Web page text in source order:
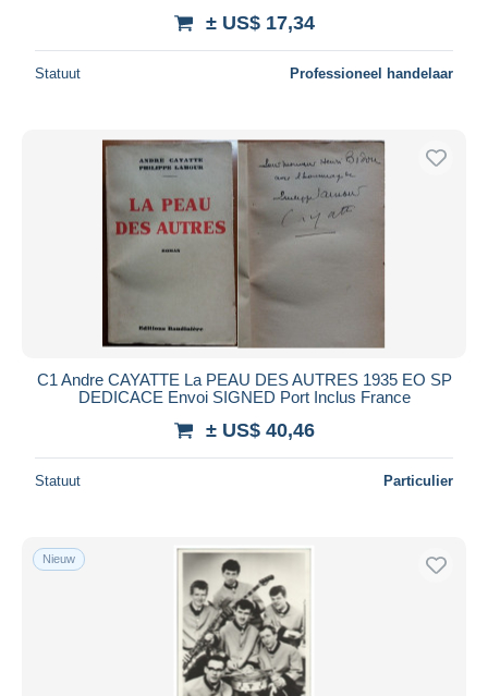
± US$ 17,34
Statuut Professioneel handelaar
C1 Andre CAYATTE La PEAU DES AUTRES 1935 EO SP
DEDICACE Envoi SIGNED Port Inclus France
± US$ 40,46
Statuut Particulier
Nieuw